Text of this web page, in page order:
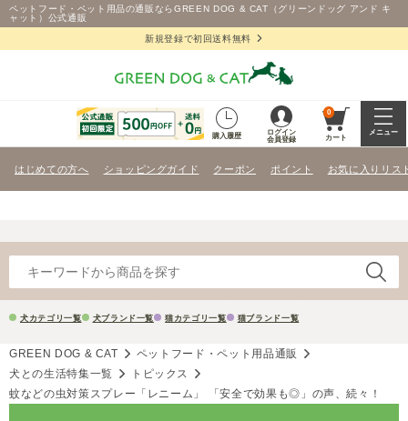
ペットフード・ペット用品の通販ならGREEN DOG & CAT（グリーンドッグ アンド キ
ャット）公式通販
新規登録で初回送料無料
購入履歴
ログイン
会員登録
0
カート
メニュー
はじめての方へ ショッピングガイド クーポン ポイント お気に入りリス
犬カテゴリ一覧 犬ブランド一覧 猫カテゴリ一覧 猫ブランド一覧
GREEN DOG & CAT
ペットフード・ペット用品通販
犬との生活特集一覧
トピックス
蚊などの虫対策スプレー「レニーム」 「安全で効果も◎」の声、続々！